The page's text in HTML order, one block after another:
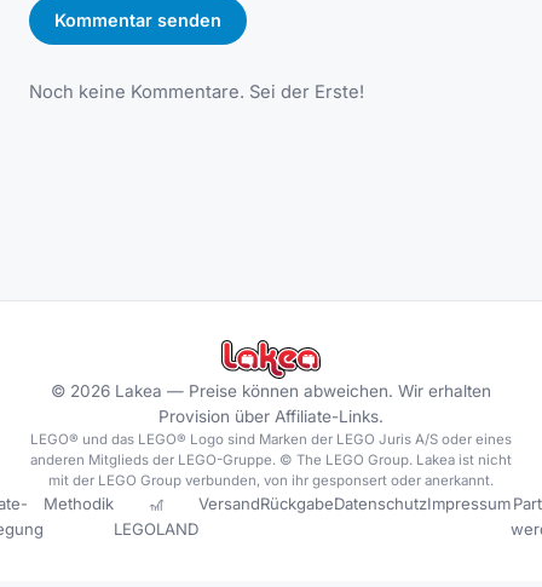
Kommentar senden
Noch keine Kommentare. Sei der Erste!
© 2026 Lakea — Preise können abweichen. Wir erhalten
Provision über Affiliate-Links.
LEGO® und das LEGO® Logo sind Marken der LEGO Juris A/S oder eines
anderen Mitglieds der LEGO-Gruppe. © The LEGO Group. Lakea ist nicht
mit der LEGO Group verbunden, von ihr gesponsert oder anerkannt.
Methodik
🎢
LEGOLAND
VersandRückgabeDatenschutzImpressum